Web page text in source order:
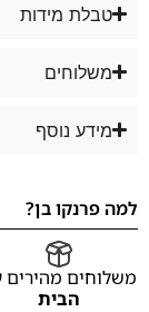
טבלת מידות
משלוחים
מידע נוסף
למה פרנקו בן?
משלוחים מהירים
הבית